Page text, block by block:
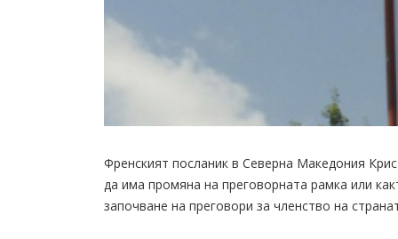
Френският посланик в Северна Македония
да има промяна на преговорната рамка или
започване на преговори за членство на